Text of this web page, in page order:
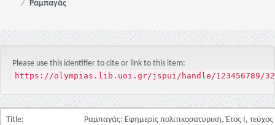
Ραμπαγάς
Please use this identifier to cite or link to this item:
https://olympias.lib.uoi.gr/jspui/handle/123456789/
Title: Ραμπαγάς: Εφημερίς πολιτικοσατυρική, Έτος Ι,